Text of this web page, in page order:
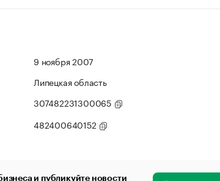
9 ноября 2007
Липецкая область
307482231300065
482400640152
и публикуйте новости